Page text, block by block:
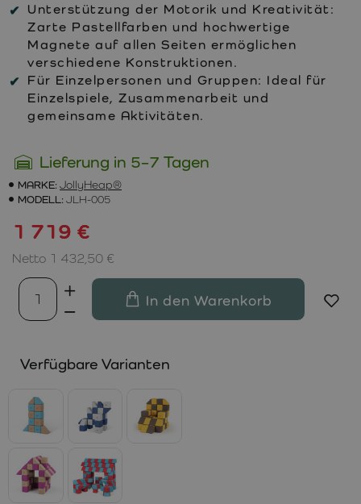
Unterstützung der Motorik und Kreativität:
Zarte Pastellfarben und hochwertige
Magnete auf allen Seiten ermöglichen
verschiedene Konstruktionen.
Für Einzelpersonen und Gruppen: Ideal für
Einzelspiele, Zusammenarbeit und
gemeinsame Aktivitäten.
Lieferung in 5–7 Tagen
MARKE: JollyHeap®
MODELL: JLH-005
1 719 €
Netto 1 432,50 €
In den Warenkorb
Verfügbare Varianten